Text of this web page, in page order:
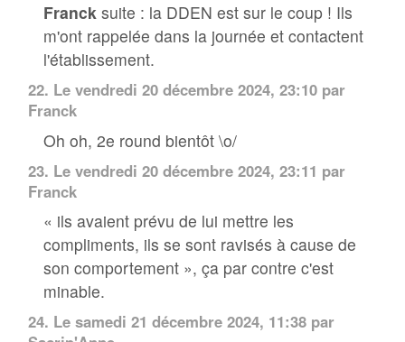
Franck suite : la DDEN est sur le coup ! Ils
m'ont rappelée dans la journée et contactent
l'établissement.
22. Le vendredi 20 décembre 2024, 23:10 par
Franck
Oh oh, 2e round bientôt \o/
23. Le vendredi 20 décembre 2024, 23:11 par
Franck
« ils avaient prévu de lui mettre les
compliments, ils se sont ravisés à cause de
son comportement », ça par contre c'est
minable.
24. Le samedi 21 décembre 2024, 11:38 par